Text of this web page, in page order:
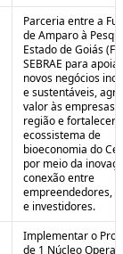
Parceria entre a
de Amparo à
Estado de Goiás
SEBRAE para
novos negócios
e sustentáveis,
valor às empresas
região e fortalecer
ecossistema de
bioeconomia do
por meio da
conexão entre
empreendedores,
e investidores.
Implementar o
de 1 Núcleo